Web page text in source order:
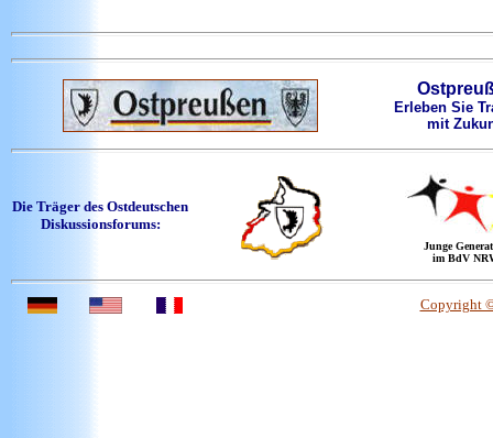
Erleben Sie
mit
Die Träger des Ostdeutschen
Diskussionsforums:
Junge
im BdV
Copyright